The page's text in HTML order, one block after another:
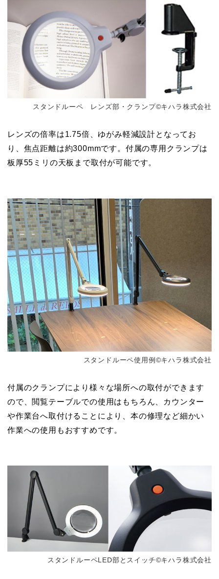
スタンドルーペ レンズ部・クランプ©キハラ株式会社
レンズの倍率は1.75倍、ゆがみ軽減設計となってお
り、焦点距離は約300mmです。付属の専用クランプは
板厚55ミリの天板まで取付が可能です。
スタンドルーペ使用例©キハラ株式会社
付属のクランプにより様々な場所への取付ができます
ので、閲覧テーブルでの使用はもちろん、カウンター
や作業台へ取付けることにより、本の修理など細かい
作業への使用もおすすめです。
スタンドルーペLED部とスイッチ©キハラ株式会社